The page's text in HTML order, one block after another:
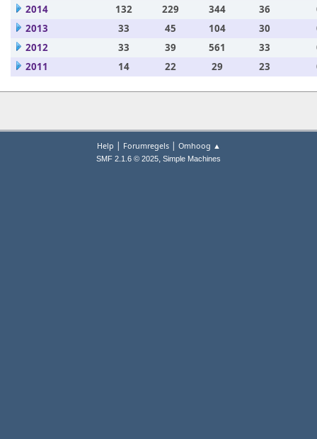
2014
132 229 344 36
2013
33 45 104 30
2012
33 39 561 33
2011
14 22 29 23
Help | Forumregels| Omhoog ▲
SMF 2.1.6 © 2025, Simple Machines